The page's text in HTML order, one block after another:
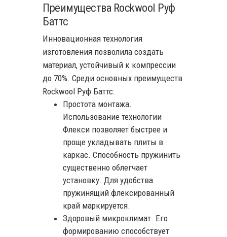
Преимущества Rockwool Руф
Баттс
Инновационная технология
изготовления позволила создать
материал, устойчивый к компрессии
до 70%. Среди основных преимуществ
Rockwool Руф Баттс:
Простота монтажа.
Использование технологии
Флекси позволяет быстрее и
проще укладывать плиты в
каркас. Способность пружинить
существенно облегчает
установку. Для удобства
пружинящий флексированный
край маркируется.
Здоровый микроклимат. Его
формированию способствует